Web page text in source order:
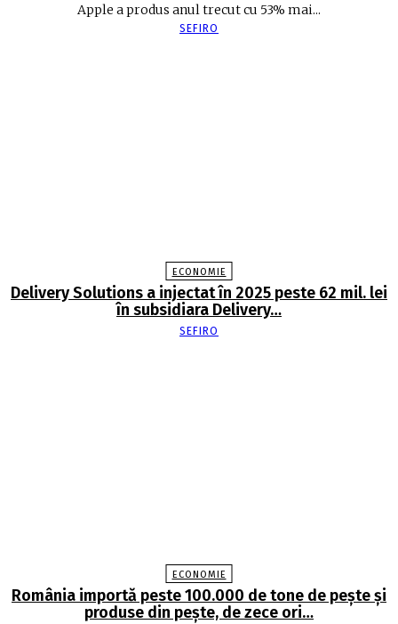
Apple a produs anul trecut cu 53% mai...
SEFIRO
ECONOMIE
Delivery Solutions a injectat în 2025 peste 62 mil. lei
în subsidiara Delivery…
SEFIRO
ECONOMIE
România importă peste 100.000 de tone de peşte şi
produse din peşte, de zece ori…